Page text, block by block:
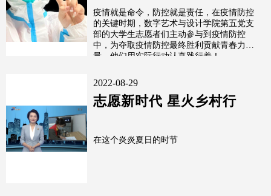
疫情就是命令，防控就是责任，在疫情防控
的关键时期，数字艺术与设计学院第五党支
部的大学生志愿者们主动参与到疫情防控
中，为夺取疫情防控最终胜利贡献青春力
量，他们用实际行动认真践行着！
2022-08-29
志愿新时代 星火乡村行
在这个炎炎夏日的时节